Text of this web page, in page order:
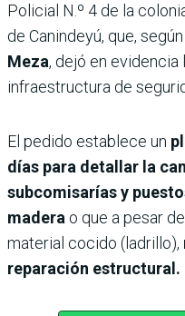
Policial N.º 4 de la
de Canindeyú, que, según
Meza, dejó en
infraestructura de
El pedido establece un
días para detallar la
subcomisarías y
madera o que a pesar
material cocido (ladrillo),
reparación estructural.